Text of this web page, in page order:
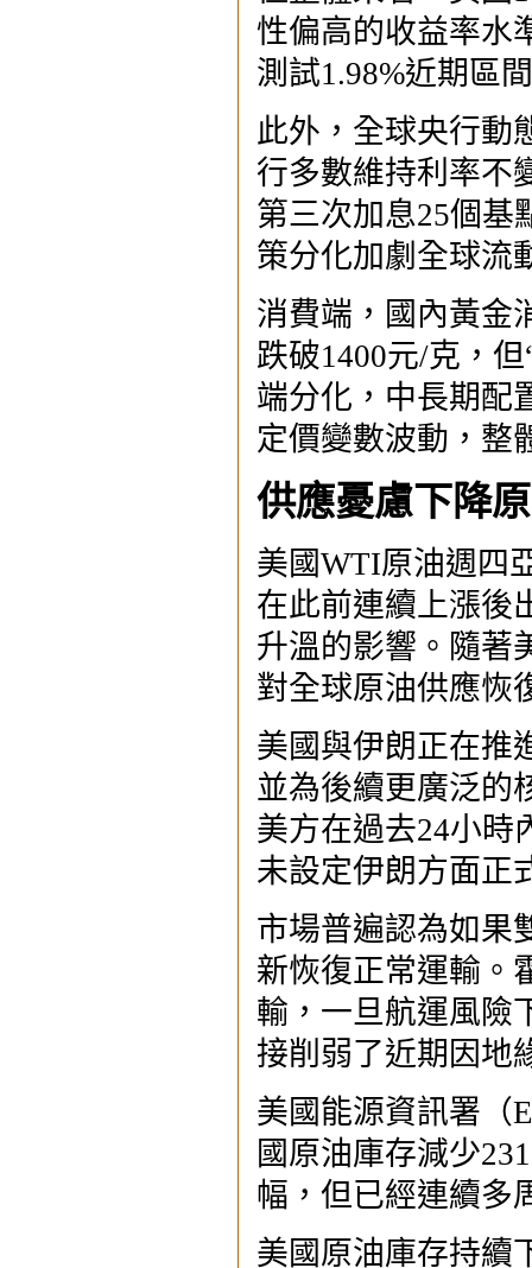
性偏高的收益率水
測試1.98%近期區
此外，全球央行動
行多數維持利率不
第三次加息25個基
策分化加劇全球流
消費端，國內黃金
跌破1400元/克，
端分化，中長期配
定價變數波動，整
供應憂慮下降
美國WTI原油週四
在此前連續上漲後
升溫的影響。隨著
對全球原油供應恢
美國與伊朗正在推
並為後續更廣泛的
美方在過去24小時
未設定伊朗方面正
市場普遍認為如果
新恢復正常運輸。
輸，一旦航運風險
接削弱了近期因地
美國能源資訊署（
國原油庫存減少
幅，但已經連續多
美國原油庫存持續